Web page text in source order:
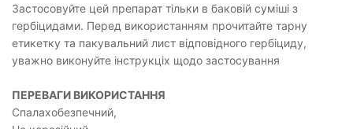
Застосовуйте цей препарат тільки в баковій суміші з
гербіцидами. Перед використанням прочитайте тарну
етикетку та пакувальний лист відповідного гербіциду,
уважно виконуйте інструкціх щодо застосування
ПЕРЕВАГИ ВИКОРИСТАННЯ
Спалахобезпечний,